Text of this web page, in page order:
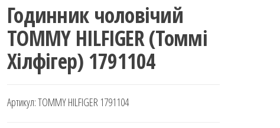
Годинник чоловічий
TOMMY HILFIGER (Томмі
Хілфігер) 1791104
Артикул:TOMMY HILFIGER 1791104